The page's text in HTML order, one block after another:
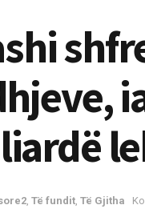
Të fundit Të Gjitha